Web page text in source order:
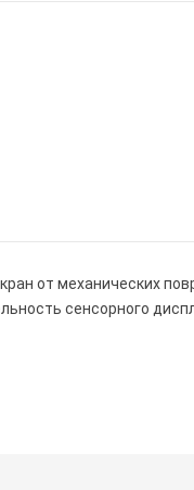
от механических
сенсорного